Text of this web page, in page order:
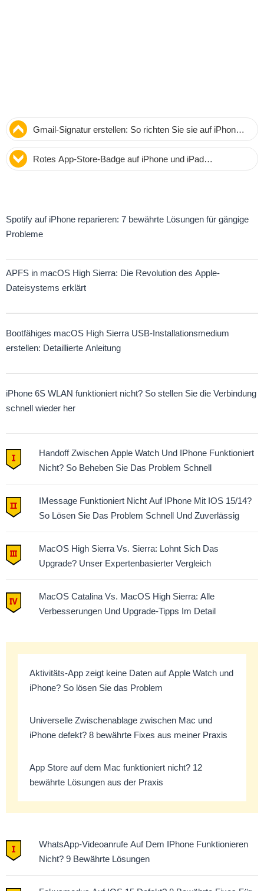
Gmail-Signatur erstellen: So richten Sie sie auf iPhone,
Android und PC ein
Rotes App-Store-Badge auf iPhone und iPad
deaktivieren – So gehen Sie vor
Spotify auf iPhone reparieren: 7 bewährte Lösungen für gängige
Probleme
APFS in macOS High Sierra: Die Revolution des Apple-
Dateisystems erklärt
Bootfähiges macOS High Sierra USB-Installationsmedium
erstellen: Detaillierte Anleitung
iPhone 6S WLAN funktioniert nicht? So stellen Sie die Verbindung
schnell wieder her
Handoff Zwischen Apple Watch Und IPhone Funktioniert
Nicht? So Beheben Sie Das Problem Schnell
IMessage Funktioniert Nicht Auf IPhone Mit IOS 15/14?
So Lösen Sie Das Problem Schnell Und Zuverlässig
MacOS High Sierra Vs. Sierra: Lohnt Sich Das
Upgrade? Unser Expertenbasierter Vergleich
MacOS Catalina Vs. MacOS High Sierra: Alle
Verbesserungen Und Upgrade-Tipps Im Detail
Aktivitäts-App zeigt keine Daten auf Apple Watch und
iPhone? So lösen Sie das Problem
Universelle Zwischenablage zwischen Mac und
iPhone defekt? 8 bewährte Fixes aus meiner Praxis
App Store auf dem Mac funktioniert nicht? 12
bewährte Lösungen aus der Praxis
WhatsApp-Videoanrufe Auf Dem IPhone Funktionieren
Nicht? 9 Bewährte Lösungen